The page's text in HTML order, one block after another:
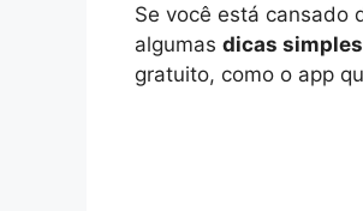
Se você está cansado
algumas dicas simples
gratuito, como o app